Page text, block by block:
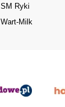
SM Ryki
Wart-Milk